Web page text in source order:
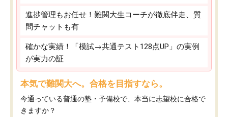
進捗管理もお任せ！難関大生コーチが徹底伴走、質
問チャットも有
確かな実績！「模試→共通テスト128点UP」の実例
が実力の証
本気で難関大へ。合格を目指すなら。
今通っている普通の塾・予備校で、本当に志望校に合格で
きますか？